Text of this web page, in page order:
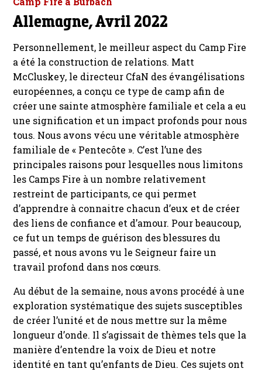
Allemagne, Avril 2022
Personnellement, le meilleur aspect du Camp Fire
a été la construction de relations. Matt
McCluskey, le directeur CfaN des évangélisations
européennes, a conçu ce type de camp afin de
créer une sainte atmosphère familiale et cela a eu
une signification et un impact profonds pour nous
tous. Nous avons vécu une véritable atmosphère
familiale de « Pentecôte ». C’est l’une des
principales raisons pour lesquelles nous limitons
les Camps Fire à un nombre relativement
restreint de participants, ce qui permet
d’apprendre à connaitre chacun d’eux et de créer
des liens de confiance et d’amour. Pour beaucoup,
ce fut un temps de guérison des blessures du
passé, et nous avons vu le Seigneur faire un
travail profond dans nos cœurs.
Au début de la semaine, nous avons procédé à une
exploration systématique des sujets susceptibles
de créer l’unité et de nous mettre sur la même
longueur d’onde. Il s’agissait de thèmes tels que la
manière d’entendre la voix de Dieu et notre
identité en tant qu’enfants de Dieu. Ces sujets ont